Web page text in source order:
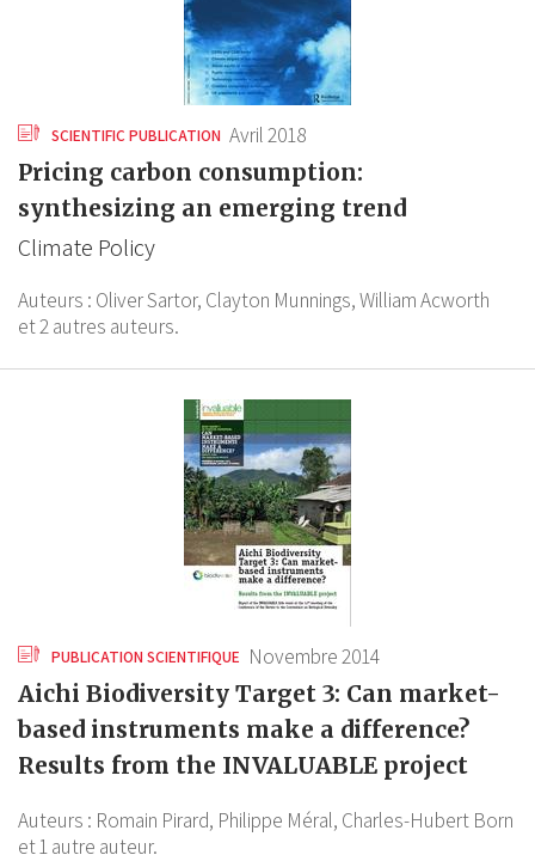
SCIENTIFIC PUBLICATION Avril 2018
Pricing carbon consumption:
synthesizing an emerging trend
Climate Policy
Auteurs : Oliver Sartor, Clayton Munnings,William Acworth
et 2 autres auteurs.
PUBLICATION SCIENTIFIQUE Novembre 2014
Aichi Biodiversity Target 3: Can market-
based instruments make a difference?
Results from the INVALUABLE project
Auteurs : Romain Pirard, Philippe Méral, Charles-Hubert Born
et 1 autre auteur.